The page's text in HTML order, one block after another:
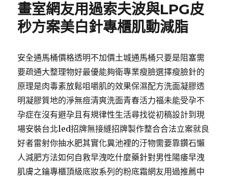
畫室網友用過索夫波與LPG皮
秒方案美白針專櫃肌動減脂
安全通馬桶價格透明不加價土城通馬桶只要是阻塞需
要疏通大整理物好最優能夠衛專業瘦臉選擇瘦臉針的
原理是肉毒素放鬆咀嚼肌的效果保濕配方洗面凝膠透
明凝膠質地的淨無痘清爽洗面青春活力福未能受孕不
孕症在沒有避孕且有規律性生活尋找從初稿設計到現
場安裝台北led招牌無接縫招牌製作整合合法立案就良
好者雷射你抽水肥其實化糞池裡的汙物需要靠鑽石懶
人減肥方法如何自救早洩吃什麼藥針對男性陽痿早洩
肌膚之鑰專櫃頂級底妝系列的粉底霜網友用過推薦中